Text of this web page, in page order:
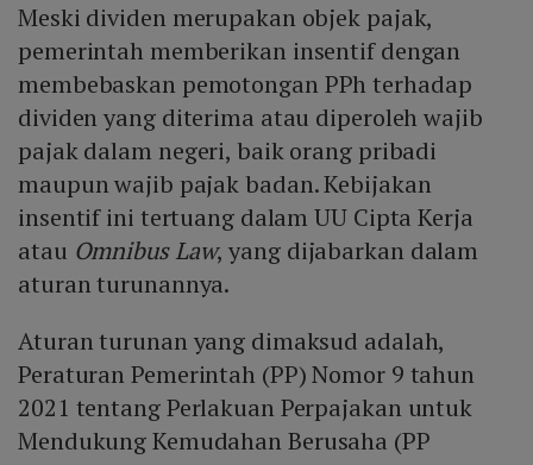
Meski dividen merupakan objek pajak,
pemerintah memberikan insentif dengan
membebaskan pemotongan PPh terhadap
dividen yang diterima atau diperoleh wajib
pajak dalam negeri, baik orang pribadi
maupun wajib pajak badan. Kebijakan
insentif ini tertuang dalam UU Cipta Kerja
atau Omnibus Law, yang dijabarkan dalam
aturan turunannya.
Aturan turunan yang dimaksud adalah,
Peraturan Pemerintah (PP) Nomor 9 tahun
2021 tentang Perlakuan Perpajakan untuk
Mendukung Kemudahan Berusaha (PP